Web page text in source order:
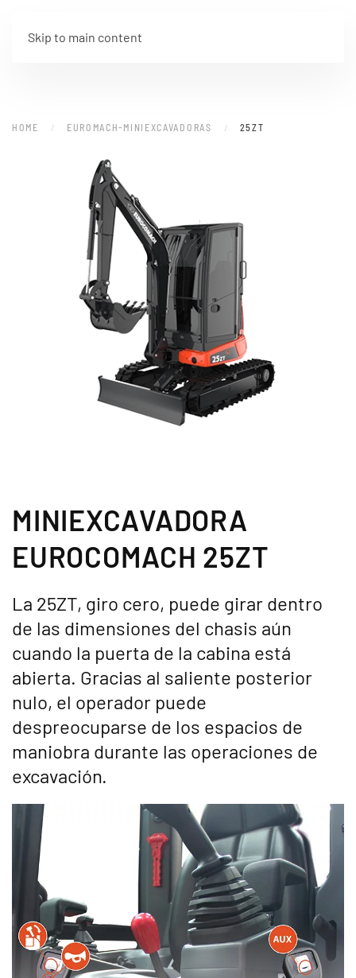
Skip to main content
HOME EUROMACH-MINIEXCAVADORAS 25ZT
MINIEXCAVADORA
EUROCOMACH 25ZT
La 25ZT, giro cero, puede girar dentro
de las dimensiones del chasis aún
cuando la puerta de la cabina está
abierta. Gracias al saliente posterior
nulo, el operador puede
despreocuparse de los espacios de
maniobra durante las operaciones de
excavación.